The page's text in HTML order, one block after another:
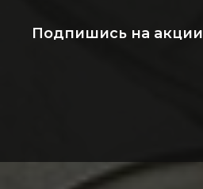
Подпишись на акции